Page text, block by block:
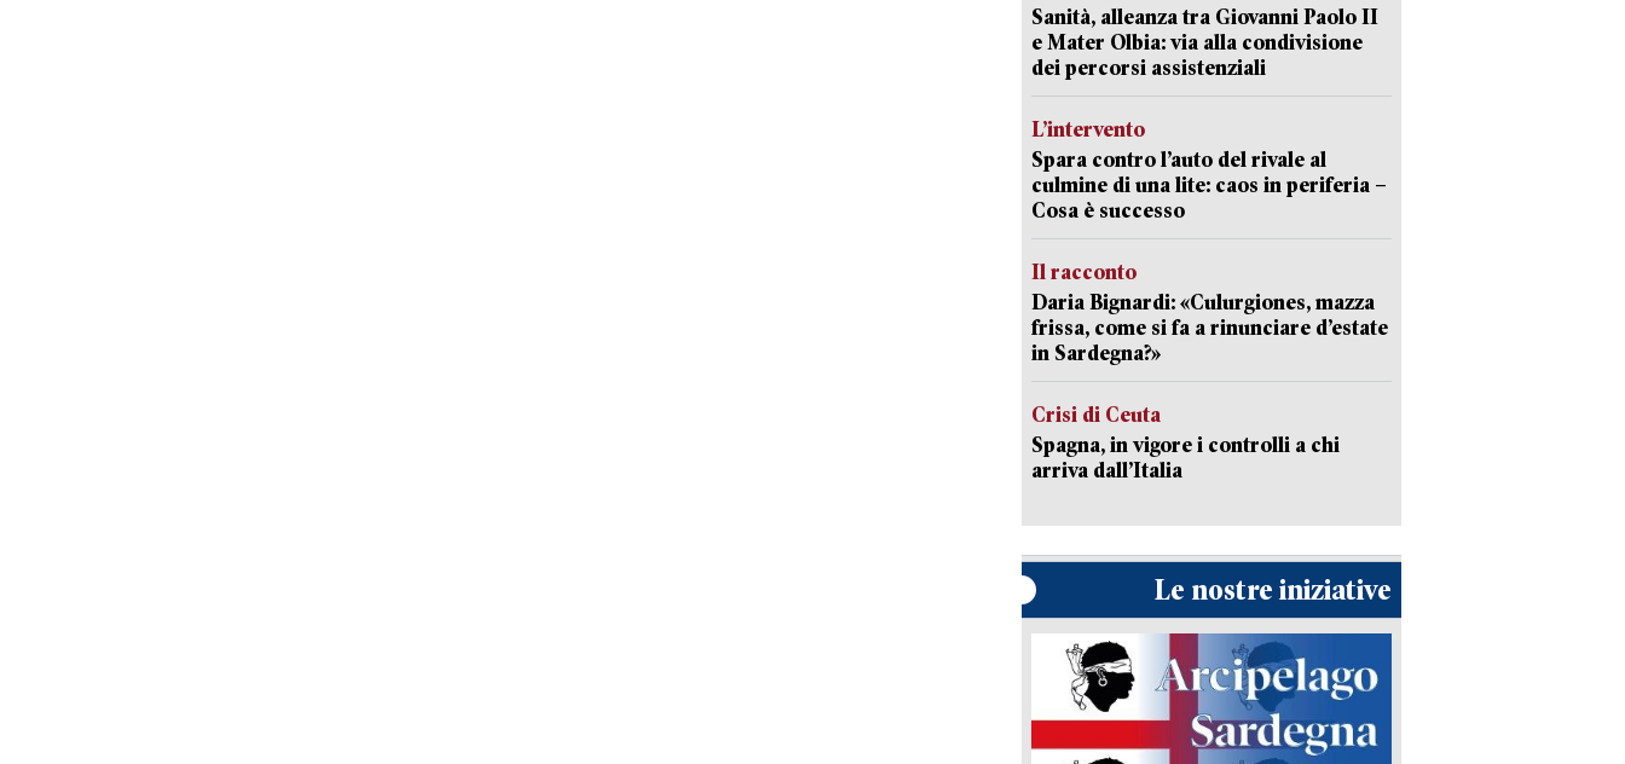
Sanità, alleanza tra Giovanni Paolo II
e Mater Olbia: via alla condivisione
dei percorsi assistenziali
L’intervento
Spara contro l’auto del rivale al
culmine di una lite: caos in periferia –
Cosa è successo
Il racconto
Daria Bignardi: «Culurgiones, mazza
frissa, come si fa a rinunciare d’estate
in Sardegna?»
Crisi di Ceuta
Spagna, in vigore i controlli a chi
arriva dall’Italia
Le nostre iniziative